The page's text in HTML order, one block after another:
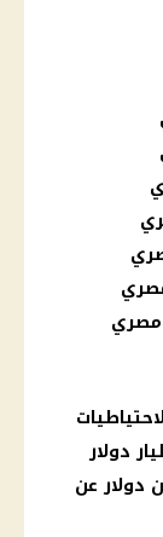
دولار
دولارعن